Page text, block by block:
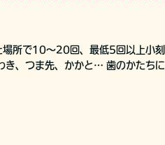
所で10～20回、最低5回以上小刻
き、つま先、かかと… 歯のかたちに